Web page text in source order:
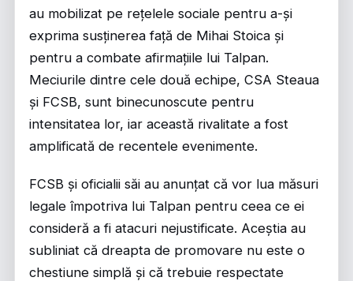
au mobilizat pe rețelele sociale pentru a-și
exprima susținerea față de Mihai Stoica și
pentru a combate afirmațiile lui Talpan.
Meciurile dintre cele două echipe, CSA Steaua
și FCSB, sunt binecunoscute pentru
intensitatea lor, iar această rivalitate a fost
amplificată de recentele evenimente.
FCSB și oficialii săi au anunțat că vor lua măsuri
legale împotriva lui Talpan pentru ceea ce ei
consideră a fi atacuri nejustificate. Aceștia au
subliniat că dreapta de promovare nu este o
chestiune simplă și că trebuie respectate